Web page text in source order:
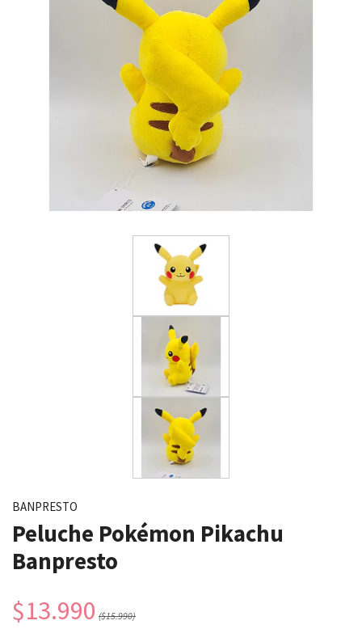
BANPRESTO
Peluche Pokémon Pikachu
Banpresto
$13.990 ($15.990)